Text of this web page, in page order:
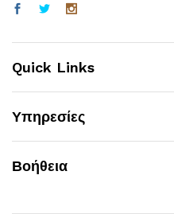
Quick Links
Υπηρεσίες
Βοήθεια